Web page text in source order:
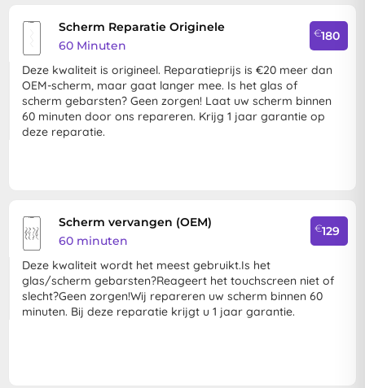
Scherm Reparatie Originele
60 Minuten
€180
Deze kwaliteit is origineel. Reparatieprijs is €20 meer dan
OEM-scherm, maar gaat langer mee. Is het glas of
scherm gebarsten? Geen zorgen! Laat uw scherm binnen
60 minuten door ons repareren. Krijg 1 jaar garantie op
deze reparatie.
Scherm vervangen (OEM)
60 minuten
€129
Deze kwaliteit wordt het meest gebruikt.Is het
glas/scherm gebarsten?Reageert het touchscreen niet of
slecht?Geen zorgen!Wij repareren uw scherm binnen 60
minuten. Bij deze reparatie krijgt u 1 jaar garantie.